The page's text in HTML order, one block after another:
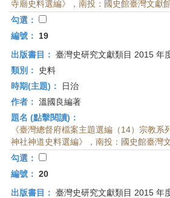
寺廟史料選編》，南投：國史館臺灣文獻
勾選：
編號：
19
出版書目： 臺灣史研究文獻類目 2015 年
類別：
史料
時期(主題)：
日治
作者： 溫國良編著
題名 (點擊閱讀)：
《臺灣總督府檔案主題選編（14）宗教系
神社神道史料選編》，南投：國史館臺灣
勾選：
編號： 20
出版書目： 臺灣史研究文獻類目 2015 年